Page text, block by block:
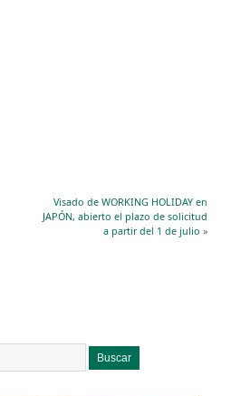
Visado de WORKING HOLIDAY en
JAPÓN, abierto el plazo de solicitud
a partir del 1 de julio »